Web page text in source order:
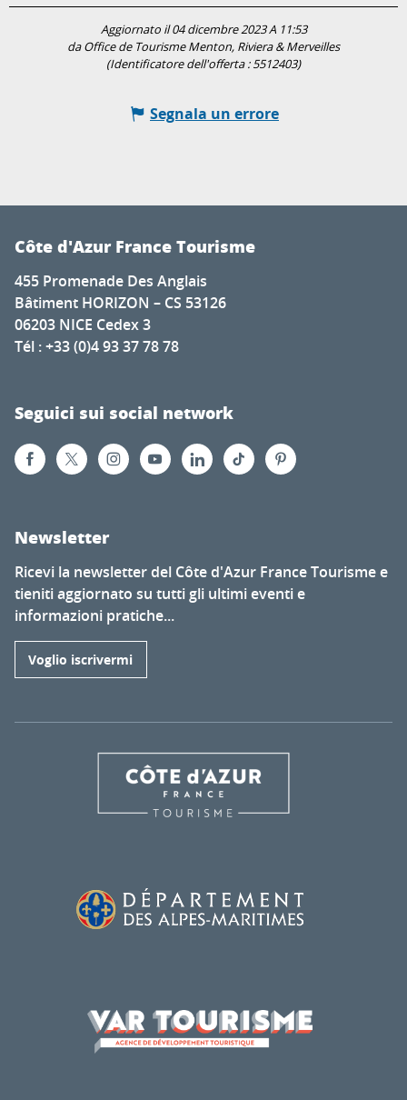
Aggiornato il 04 dicembre 2023 A 11:53
da Office de Tourisme Menton, Riviera & Merveilles
(Identificatore dell'offerta :5512403)
Segnala un errore
Côte d'Azur France Tourisme
455 Promenade Des Anglais
Bâtiment HORIZON – CS 53126
06203 NICE Cedex 3
Tél : +33 (0)4 93 37 78 78
Seguici sui social network
Newsletter
Ricevi la newsletter del Côte d'Azur France Tourisme e
tieniti aggiornato su tutti gli ultimi eventi e
informazioni pratiche...
Voglio iscrivermi